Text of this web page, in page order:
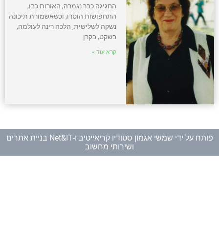
החגיגה כבר נגמרה, האורות כבו,
התחפושות הוסרו, וכשאשמורת תיכונה
נשקה לשלישית, הלכה רינה לעולמה,
בשקט, בקרן
קרא עוד »
פותח על ידי שמשי אגמון סטודיו קריאייטיב ו-
Net&IT בניית אתרים
ושירותי מחשוב